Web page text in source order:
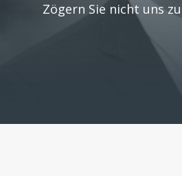
Zögern Sie nicht uns